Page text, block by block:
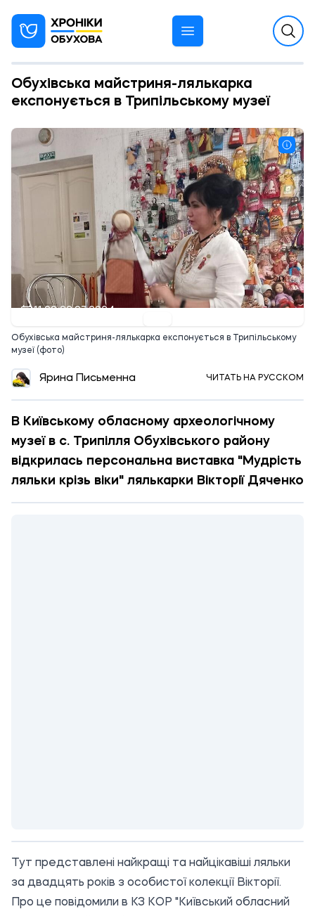
Обухівська майстриня-лялькарка
експонується в Трипільському музеї
11:00 29.07.2024
Обухівська майстриня-лялькарка експонується в Трипільському
музеї (фото)
Ярина Письменна ЧИТАТЬ НА РУССКОМ
В Київському обласному археологічному
музеї в с. Трипілля Обухівського району
відкрилась персональна виставка "Мудрість
ляльки крізь віки" лялькарки Вікторії Дяченко
Тут представлені найкращі та найцікавіші ляльки
за двадцять років з особистої колекції Вікторії.
Про це повідомили в КЗ КОР "Київський обласний